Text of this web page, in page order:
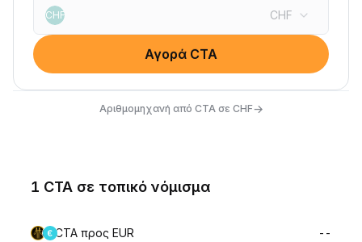
CHF CHF
Αγορά CTA
Αριθμομηχανή από CTA σε CHF→
1 CTA σε τοπικό νόμισμα
CTA προς EUR --